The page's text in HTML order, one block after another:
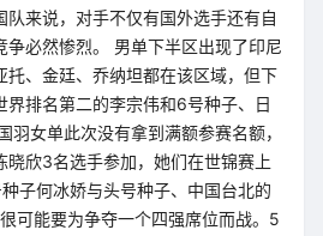
来说，对手不仅有国外选手还有自
争必然惨烈。 男单下半区出现了印尼
托、金廷、乔纳坦都在该区域，但下
界排名第二的李宗伟和6号种子、日
羽女单此次没有拿到满额参赛名额，
晓欣3名选手参加，她们在世锦赛上
子何冰娇与头号种子、中国台北的
可能要为争夺一个四强席位而战。5